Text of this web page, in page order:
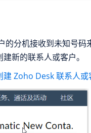
的分机接收到未知号码
新的联系人或客户。
建 Zoho Desk 联系人或